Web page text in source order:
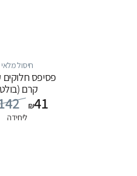
חיסול מלאי
פסיפס חלוקים
קרם
₪41
ליחידה